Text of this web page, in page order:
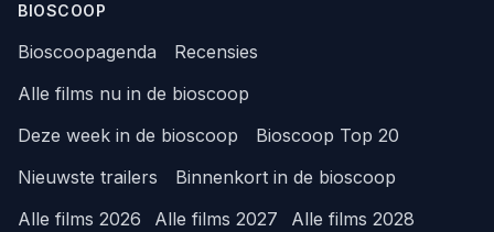
BIOSCOOP
Bioscoopagenda
Recensies
Alle films nu in de bioscoop
Deze week in de bioscoop
Bioscoop Top 20
Nieuwste trailers
Binnenkort in de bioscoop
Alle films 2026
Alle films 2027 Alle films 2028